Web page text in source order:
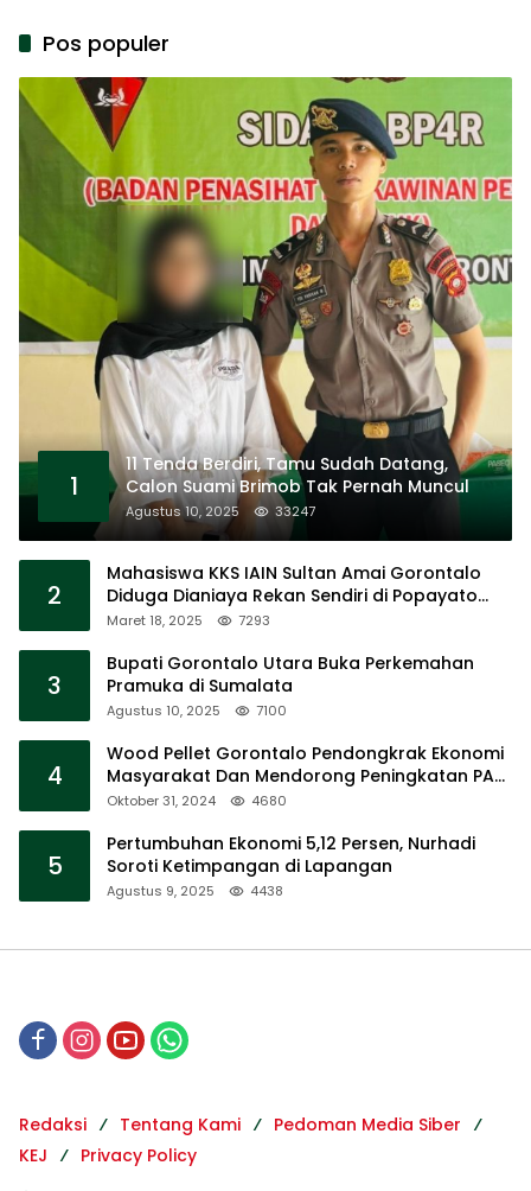
Pos populer
1
11 Tenda Berdiri, Tamu Sudah Datang,
Calon Suami Brimob Tak Pernah Muncul
Agustus 10, 2025 33247
2
Mahasiswa KKS IAIN Sultan Amai Gorontalo
Diduga Dianiaya Rekan Sendiri di Popayato
Barat
Maret 18, 2025 7293
3
Bupati Gorontalo Utara Buka Perkemahan
Pramuka di Sumalata
Agustus 10, 2025 7100
4
Wood Pellet Gorontalo Pendongkrak Ekonomi
Masyarakat Dan Mendorong Peningkatan PAD
Gorontalo
Oktober 31, 2024 4680
5
Pertumbuhan Ekonomi 5,12 Persen, Nurhadi
Soroti Ketimpangan di Lapangan
Agustus 9, 2025 4438
Redaksi Tentang Kami
Pedoman Media Siber
KEJ
Privacy Policy